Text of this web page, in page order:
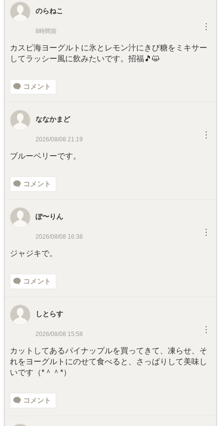
のらねこ
8時間前 ︙
カスピ海ヨーグルトに氷とレモン汁にきび糖をミキサー
してラッシー風に飲みたいです。招福🎵😺
コメント
ななかまど
2026/08/08 21:19 ︙
ブルーベリーです。
コメント
ぽ〜りん
2026/08/08 16:38 ︙
ジャジキで。
コメント
しとらす
2026/08/08 15:58 ︙
カットしてあるパイナップルを買ってきて、凍らせ、そ
れをヨーグルトにのせて食べると、さっぱりして美味し
いです（*＾＾*）
コメント